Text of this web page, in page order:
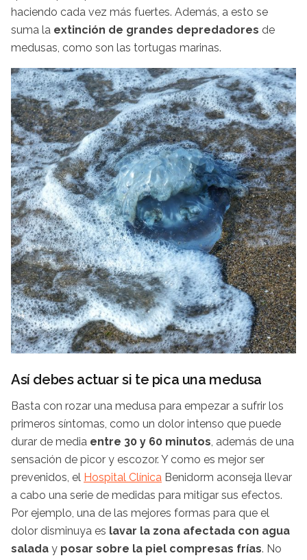
haciendo cada vez más fuertes. Además, a esto se
suma la extinción de grandes depredadores de
medusas, como son las tortugas marinas.
Así debes actuar si te pica una medusa
Basta con rozar una medusa para empezar a sufrir los
primeros síntomas, como un dolor intenso que puede
durar de media entre 30 y 60 minutos, además de una
sensación de picor y escozor. Y como es mejor ser
prevenidos, el Hospital Clínica Benidorm aconseja llevar
a cabo una serie de medidas para mitigar sus efectos.
Por ejemplo, una de las mejores formas para que el
dolor disminuya es lavar la zona afectada con agua
salada y posar sobre la piel compresas frías. No